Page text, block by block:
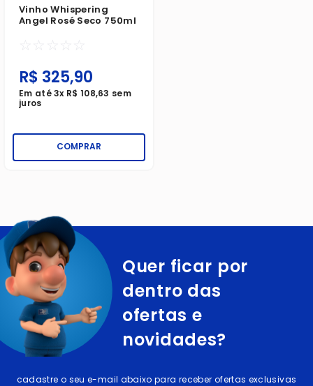
Vinho Whispering
Angel Rosé Seco 750ml
☆ ☆ ☆ ☆ ☆
R$ 325,90
Em até3x R$ 108,63 sem
juros
COMPRAR
Quer ficar por
dentro das
ofertas e
novidades?
cadastre o seu e-mail abaixo para receber ofertas exclusivas